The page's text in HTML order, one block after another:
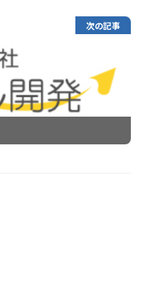
次の記事